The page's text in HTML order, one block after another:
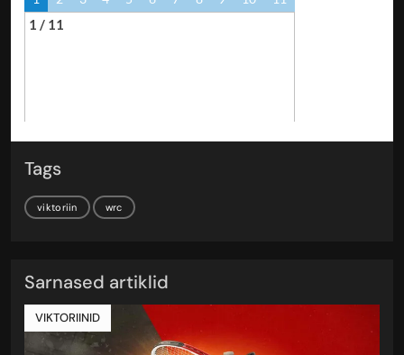
Tags
viktoriin wrc
Sarnased artiklid
VIKTORIINID